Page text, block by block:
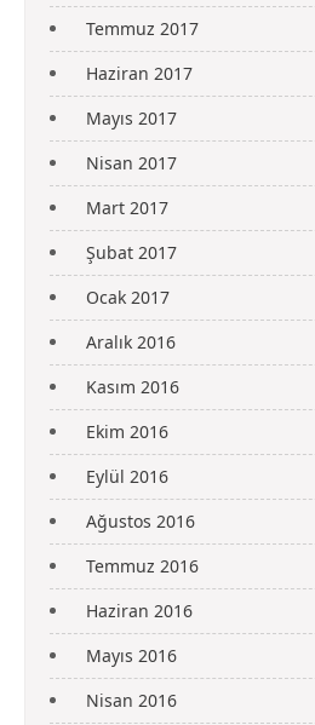
Temmuz 2017
Haziran 2017
Mayıs 2017
Nisan 2017
Mart 2017
Şubat 2017
Ocak 2017
Aralık 2016
Kasım 2016
Ekim 2016
Eylül 2016
Ağustos 2016
Temmuz 2016
Haziran 2016
Mayıs 2016
Nisan 2016